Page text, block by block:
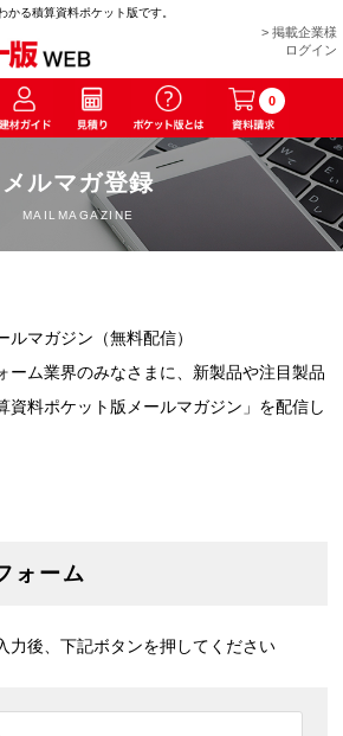
る積算資料ポケット版です。
> 掲載企業様
ログイン
0
メルマガ登録
MAILMAGAZINE
マガジン（無料配信）
ーム業界のみなさまに、新製品や注目製品
資料ポケット版メールマガジン」を配信し
ォーム
力後、下記ボタンを押してください